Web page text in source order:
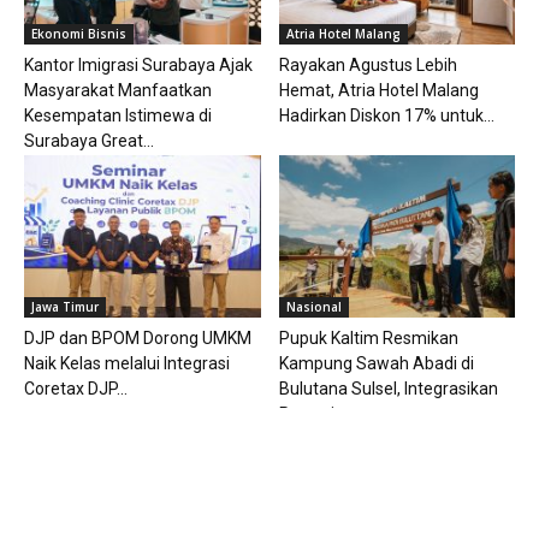
Ekonomi Bisnis
Kantor Imigrasi Surabaya Ajak
Masyarakat Manfaatkan
Kesempatan Istimewa di
Surabaya Great...
Atria Hotel Malang
Rayakan Agustus Lebih
Hemat, Atria Hotel Malang
Hadirkan Diskon 17% untuk...
Jawa Timur
DJP dan BPOM Dorong UMKM
Naik Kelas melalui Integrasi
Coretax DJP...
Nasional
Pupuk Kaltim Resmikan
Kampung Sawah Abadi di
Bulutana Sulsel, Integrasikan
Pertanian...